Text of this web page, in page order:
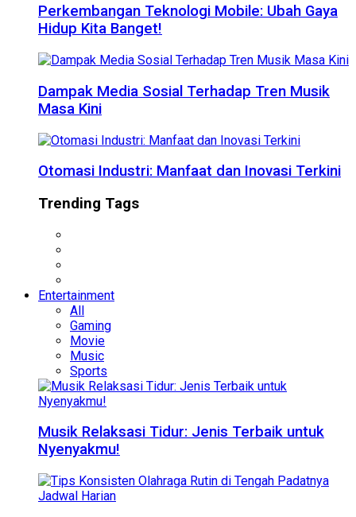
Perkembangan Teknologi Mobile: Ubah Gaya
Hidup Kita Banget!
Dampak Media Sosial Terhadap Tren Musik
Masa Kini
Otomasi Industri: Manfaat dan Inovasi Terkini
Trending Tags
Entertainment
All
Gaming
Movie
Music
Sports
Musik Relaksasi Tidur: Jenis Terbaik untuk
Nyenyakmu!